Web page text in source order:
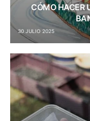
CÓMO HACER
30 JULIO 2025